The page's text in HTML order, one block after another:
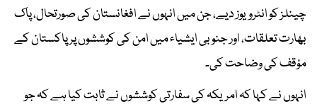
چینلز کو انٹرویوز دیے، جن میں انہوں نے افغانستان کی صورتحال، پاک
بھارت تعلقات، اور جنوبی ایشیاء میں امن کی کوششوں پر پاکستان کے
مؤقف کی وضاحت کی۔
انہوں نے کہا کہ امریکہ کی سفارتی کوششوں نے ثابت کیا ہے کہ جو